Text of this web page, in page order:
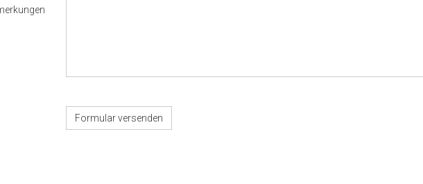
Formular versenden